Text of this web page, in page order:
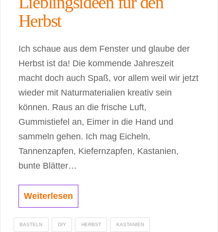
Herbst
Ich schaue aus dem Fenster und glaube der
Herbst ist da! Die kommende Jahreszeit
macht doch auch Spaß, vor allem weil wir jetzt
wieder mit Naturmaterialien kreativ sein
können. Raus an die frische Luft,
Gummistiefel an, Eimer in die Hand und
sammeln gehen. Ich mag Eicheln,
Tannenzapfen, Kiefernzapfen, Kastanien,
bunte Blätter…
Weiterlesen
BASTELN DIY HERBST KASTANIEN